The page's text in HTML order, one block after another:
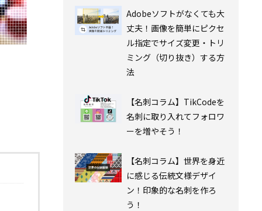
Adobeソフトがなくても大
丈夫！画像を簡単にピクセ
ル指定でサイズ変更・トリ
ミング（切り抜き）する⽅
法
【名刺コラム】TikCodeを
名刺に取り入れてフォロワ
ーを増やそう！
【名刺コラム】世界を身近
に感じる伝統文様デザイ
ン！印象的な名刺を作ろ
う！